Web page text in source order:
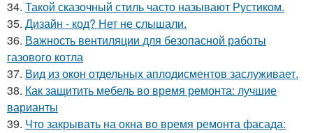
34. Такой сказочный стиль часто называют Рустиком.
35. Дизайн - код? Нет не слышали.
36. Важность вентиляции для безопасной работы
газового котла
37. Вид из окон отдельных аплодисментов заслуживает.
38. Как защитить мебель во время ремонта: лучшие
варианты
39. Что закрывать на окна во время ремонта фасада: